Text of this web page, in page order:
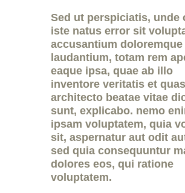
Sed ut perspiciatis, unde
iste natus error sit
accusantium doloremque
laudantium, totam rem
eaque ipsa, quae ab illo
inventore veritatis et
architecto beatae vitae
sunt, explicabo. nemo
ipsam voluptatem, quia
sit, aspernatur aut odit
sed quia consequuntur
dolores eos, qui ratione
voluptatem.